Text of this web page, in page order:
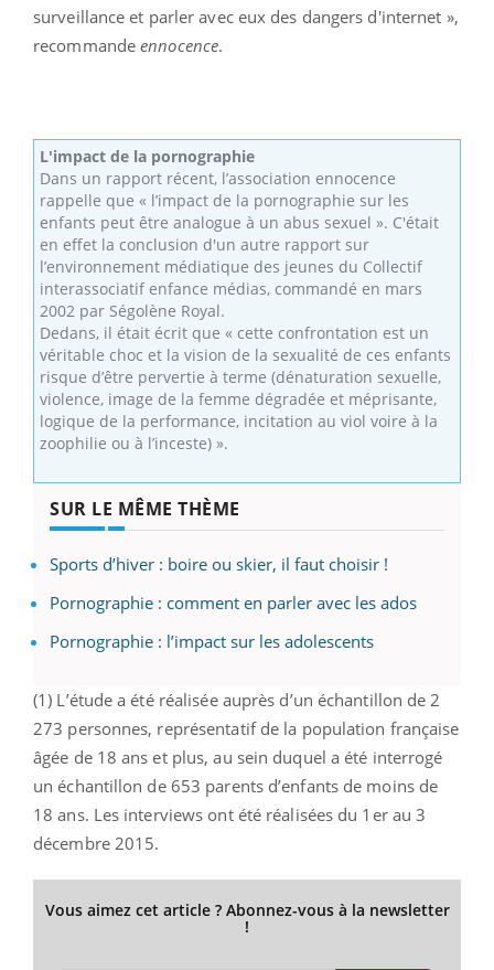
surveillance et parler avec eux des dangers d'internet »,
recommandeennocence.
L'impact de la pornographie
Dans un rapport récent, l’association ennocence
rappelle que « l’impact de la pornographie sur les
enfants peut être analogue à un abus sexuel ». C'était
en effet la conclusion d'un autre rapport sur
l’environnement médiatique des jeunes du Collectif
interassociatif enfance médias, commandé en mars
2002 par Ségolène Royal.
Dedans, il était écrit que « cette confrontation est un
véritable choc et la vision de la sexualité de ces enfants
risque d’être pervertie à terme (dénaturation sexuelle,
violence, image de la femme dégradée et méprisante,
logique de la performance, incitation au viol voire à la
zoophilie ou à l’inceste) ».
SUR LE MÊME THÈME
Sports d’hiver : boire ou skier, il faut choisir !
Pornographie : comment en parler avec les ados
Pornographie : l’impact sur les adolescents
(1) L’étude a été réalisée auprès d’un échantillon de 2
273 personnes, représentatif de la population française
âgée de 18 ans et plus, au sein duquel a été interrogé
un échantillon de 653 parents d’enfants de moins de
18 ans. Les interviews ont été réalisées du 1er au 3
décembre 2015.
Vous aimez cet article ? Abonnez-vous à la newsletter
!